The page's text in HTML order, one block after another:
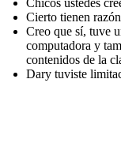
Chicos ustedes
Cierto tienen razón
Creo que sí, tuve
computadora y
contenidos de la
Dary tuviste